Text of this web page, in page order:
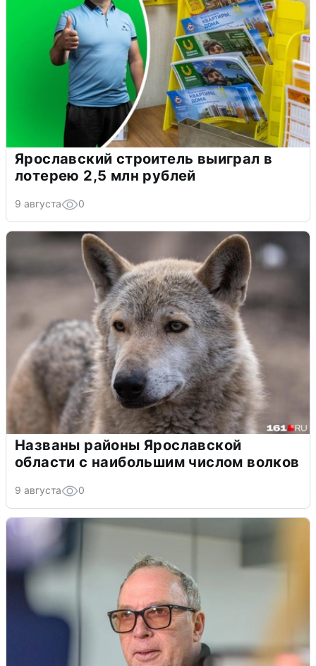
Ярославский строитель выиграл в
лотерею 2,5 млн рублей
9 августа 0
Названы районы Ярославской
области с наибольшим числом волков
9 августа 0